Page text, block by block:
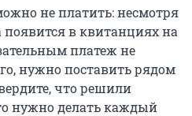
не платить: несмотря
появится в квитанциях на
платеж не
нужно поставить рядом
что решили
нужно делать каждый